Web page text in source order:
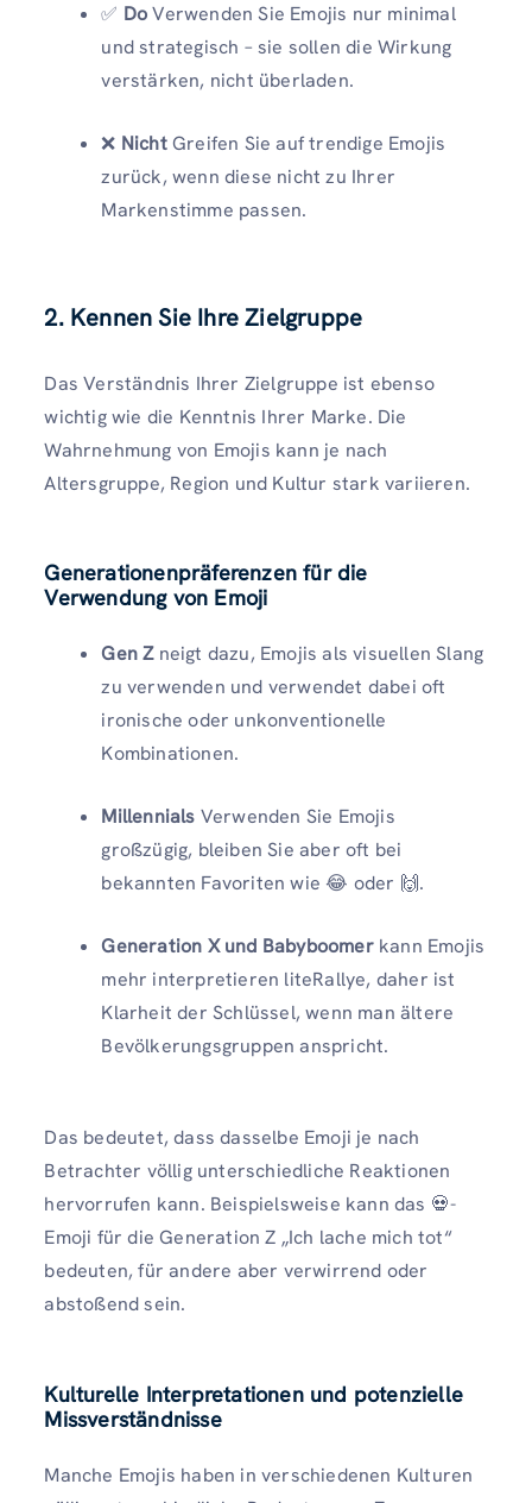
✅ DoVerwenden Sie Emojis nur minimal
und strategisch – sie sollen die Wirkung
verstärken, nicht überladen.
❌ NichtGreifen Sie auf trendige Emojis
zurück, wenn diese nicht zu Ihrer
Markenstimme passen.
2. Kennen Sie Ihre Zielgruppe
Das Verständnis Ihrer Zielgruppe ist ebenso
wichtig wie die Kenntnis Ihrer Marke. Die
Wahrnehmung von Emojis kann je nach
Altersgruppe, Region und Kultur stark variieren.
Generationenpräferenzen für die
Verwendung von Emoji
Gen Zneigt dazu, Emojis als visuellen Slang
zu verwenden und verwendet dabei oft
ironische oder unkonventionelle
Kombinationen.
Millennials Verwenden Sie Emojis
großzügig, bleiben Sie aber oft bei
bekannten Favoriten wie 😂 oder 🙌.
Generation X und Babyboomerkann Emojis
mehr interpretieren liteRallye, daher ist
Klarheit der Schlüssel, wenn man ältere
Bevölkerungsgruppen anspricht.
Das bedeutet, dass dasselbe Emoji je nach
Betrachter völlig unterschiedliche Reaktionen
hervorrufen kann. Beispielsweise kann das 💀-
Emoji für die Generation Z „Ich lache mich tot“
bedeuten, für andere aber verwirrend oder
abstoßend sein.
Kulturelle Interpretationen und potenzielle
Missverständnisse
Manche Emojis haben in verschiedenen Kulturen